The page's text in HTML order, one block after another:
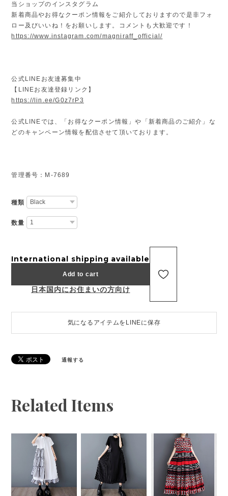
当ショップのインスタグラム
新着商品やお得なクーポン情報をご紹介しておりますので是非フォ
ロー及びいいね！をお願いします。コメントも大歓迎です！
https://www.instagram.com/magniraff_official/
公式LINEお友達募集中
【LINEお友達登録リンク】
https://lin.ee/G0z7rP3
公式LINEでは、「お得なクーポン情報」や「新着商品のご紹介」な
どのキャンペーン情報を配信させて頂いております。
管理番号：M-7689
種類
数量
International shipping available
Add to cart
日本国内にお住まいの方向け
気になるアイテムをLINEに保存
通報する
Related Items